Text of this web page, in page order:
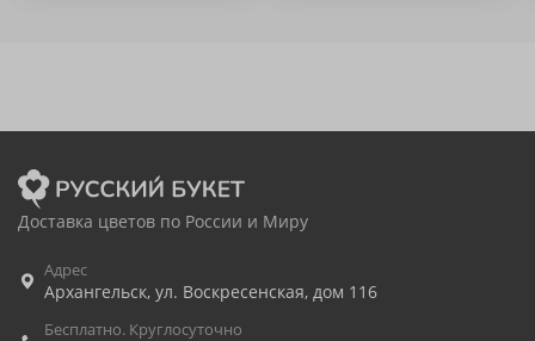
Доставка цветов по России и Миру
Адрес
Архангельск, ул. Воскресенская, дом 116
Бесплатно. Круглосуточно